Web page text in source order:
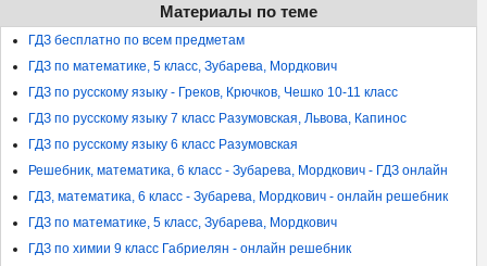
Материалы по теме
ГДЗ бесплатно по всем предметам
ГДЗ по математике, 5 класс, Зубарева, Мордкович
ГДЗ по русскому языку - Греков, Крючков, Чешко 10-11 класс
ГДЗ по русскому языку 7 класс Разумовская, Львова, Капинос
ГДЗ по русскому языку 6 класс Разумовская
Решебник, математика, 6 класс - Зубарева, Мордкович - ГДЗ онлайн
ГДЗ, математика, 6 класс - Зубарева, Мордкович - онлайн решебник
ГДЗ по математике, 5 класс, Зубарева, Мордкович
ГДЗ по химии 9 класс Габриелян - онлайн решебник